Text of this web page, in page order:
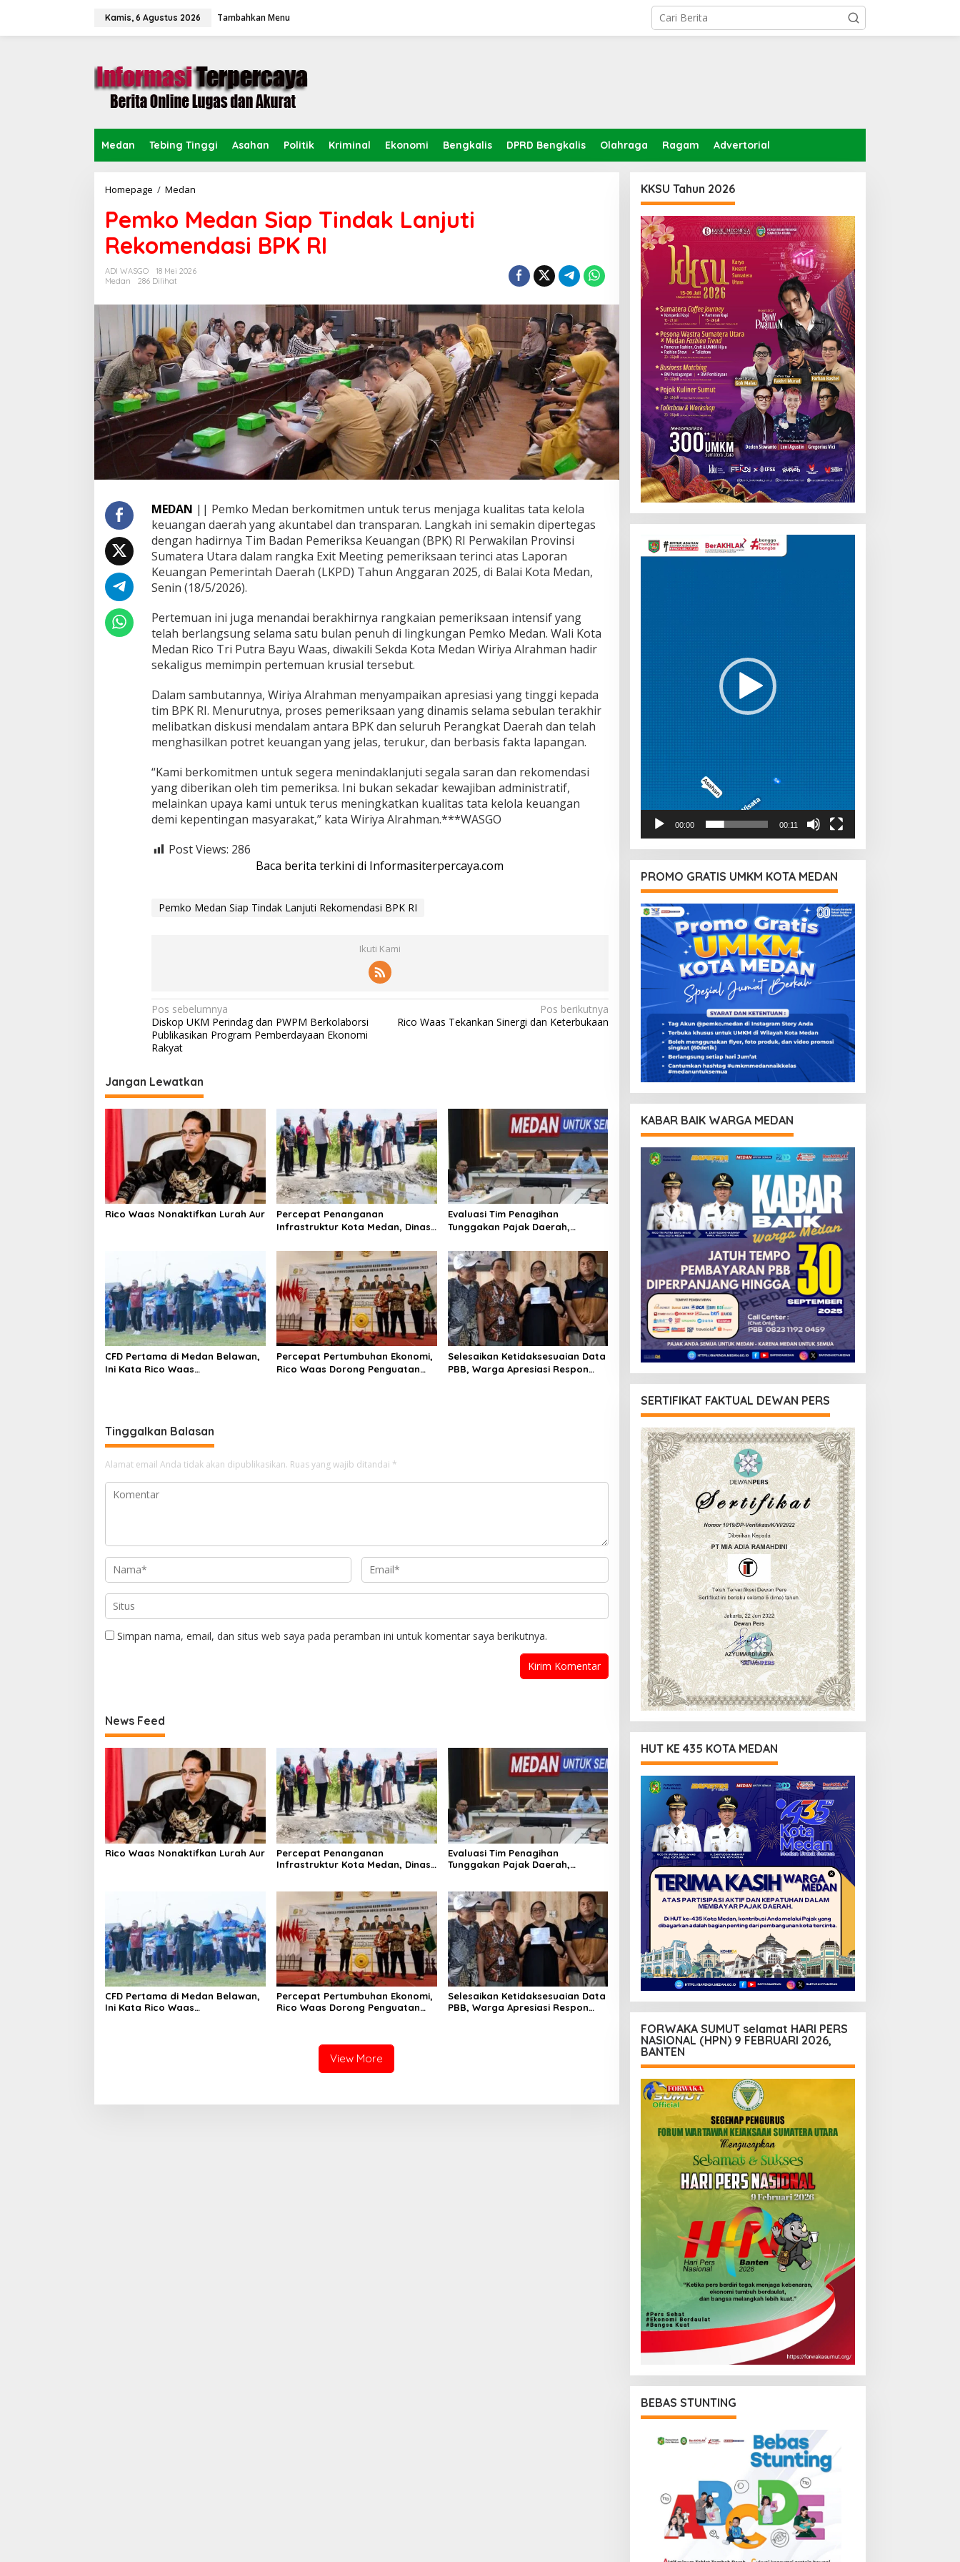
Kamis, 6 Agustus 2026 Tambahkan Menu
Medan Tebing Tinggi Asahan Politik Kriminal Ekonomi Bengkalis DPRD Bengkalis Olahraga Ragam Advertorial
Homepage / Medan
m
k
o
M
n
i
a
p
T
i
n
d
a
k
L
a
i
R
k
o
m
n
d
a
s
i
P
K
R
I
Pemko Medan Siap Tindak Lanjuti
Rekomendasi BPK RI
ADI WASGO
18 Mei 2026
Medan
286 Dilihat
MEDAN || Pemko Medan berkomitmen untuk terus menjaga kualitas tata kelola
keuangan daerah yang akuntabel dan transparan. Langkah ini semakin dipertegas
dengan hadirnya Tim Badan Pemeriksa Keuangan (BPK) RI Perwakilan Provinsi
Sumatera Utara dalam rangka Exit Meeting pemeriksaan terinci atas Laporan
Keuangan Pemerintah Daerah (LKPD) Tahun Anggaran 2025, di Balai Kota Medan,
Senin (18/5/2026).
Pertemuan ini juga menandai berakhirnya rangkaian pemeriksaan intensif yang
telah berlangsung selama satu bulan penuh di lingkungan Pemko Medan. Wali Kota
Medan Rico Tri Putra Bayu Waas, diwakili Sekda Kota Medan Wiriya Alrahman hadir
sekaligus memimpin pertemuan krusial tersebut.
Dalam sambutannya, Wiriya Alrahman menyampaikan apresiasi yang tinggi kepada
tim BPK RI. Menurutnya, proses pemeriksaan yang dinamis selama sebulan terakhir
melibatkan diskusi mendalam antara BPK dan seluruh Perangkat Daerah dan telah
menghasilkan potret keuangan yang jelas, terukur, dan berbasis fakta lapangan.
“Kami berkomitmen untuk segera menindaklanjuti segala saran dan rekomendasi
yang diberikan oleh tim pemeriksa. Ini bukan sekadar kewajiban administratif,
melainkan upaya kami untuk terus meningkatkan kualitas tata kelola keuangan
demi kepentingan masyarakat,” kata Wiriya Alrahman.***WASGO
Post Views: 286
Baca berita terkini di Informasiterpercaya.com
Pemko Medan Siap Tindak Lanjuti Rekomendasi BPK RI
Ikuti Kami
N
a
v
i
g
a
s
i
p
o
s
Pos sebelumnya
Diskop UKM Perindag dan PWPM Berkolaborsi
Publikasikan Program Pemberdayaan Ekonomi
Rakyat
Pos berikutnya
Rico Waas Tekankan Sinergi dan Keterbukaan
Jangan Lewatkan
Rico Waas Nonaktifkan Lurah Aur
Percepat Penanganan
Infrastruktur Kota Medan, Dinas
Kecamatan
Evaluasi Tim Penagihan
Tunggakan Pajak Daerah,
Rp 1,4 M pada Juli 2026
CFD Pertama di Medan Belawan,
Ini Kata Rico Waas…
Percepat Pertumbuhan Ekonomi,
Rico Waas Dorong Penguatan
Selesaikan Ketidaksesuaian Data
PBB, Warga Apresiasi Respon
Tinggalkan Balasan
Alamat email Anda tidak akan dipublikasikan. Ruas yang wajib ditandai *
Simpan nama, email, dan situs web saya pada peramban ini untuk komentar saya berikutnya.
News Feed
Rico Waas Nonaktifkan Lurah Aur
Percepat Penanganan
Infrastruktur Kota Medan, Dinas
Evaluasi Tim Penagihan
Tunggakan Pajak Daerah,
CFD Pertama di Medan Belawan,
Ini Kata Rico Waas…
Percepat Pertumbuhan Ekonomi,
Rico Waas Dorong Penguatan
Selesaikan Ketidaksesuaian Data
PBB, Warga Apresiasi Respon
View More
KKSU Tahun 2026
Pemutar
Video
00:00 00:11
PROMO GRATIS UMKM KOTA MEDAN
KABAR BAIK WARGA MEDAN
SERTIFIKAT FAKTUAL DEWAN PERS
HUT KE 435 KOTA MEDAN
FORWAKA SUMUT selamat HARI PERS
NASIONAL (HPN) 9 FEBRUARI 2026,
BANTEN
BEBAS STUNTING